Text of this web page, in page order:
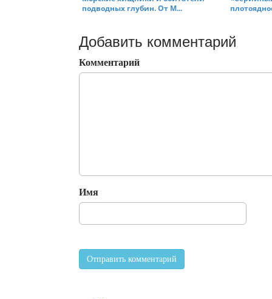
подводных глубин. От М...
Добавить комментарий
Комментарий
Имя